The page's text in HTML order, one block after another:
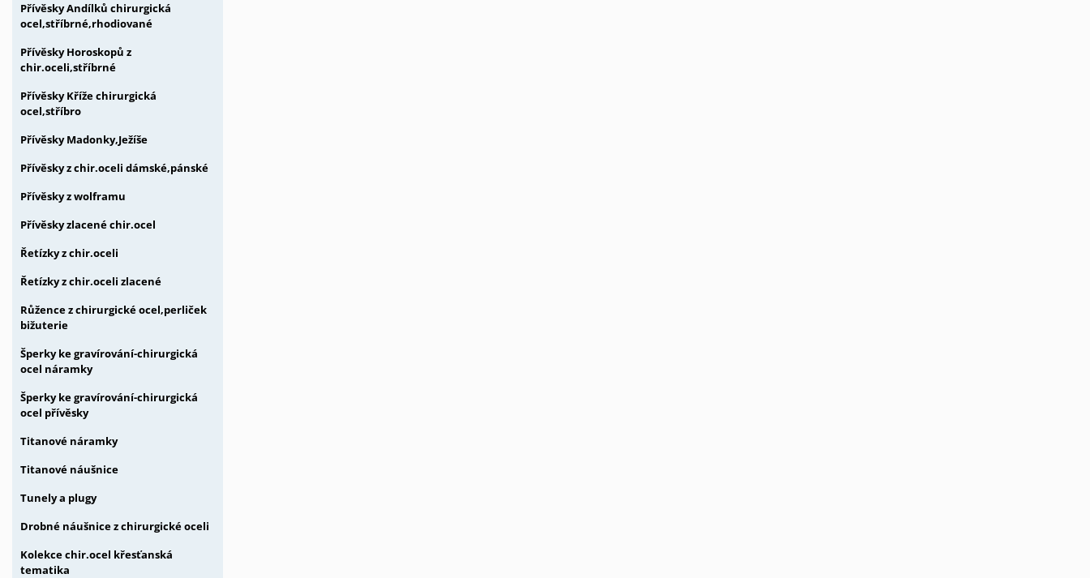
Přívěsky Andílků chirurgická
ocel,stříbrné,rhodiované
Přívěsky Horoskopů z
chir.oceli,stříbrné
Přívěsky Kříže chirurgická
ocel,stříbro
Přívěsky Madonky,Ježíše
Přívěsky z chir.oceli dámské,pánské
Přívěsky z wolframu
Přívěsky zlacené chir.ocel
Řetízky z chir.oceli
Řetízky z chir.oceli zlacené
Růžence z chirurgické ocel,perliček
bižuterie
Šperky ke gravírování-chirurgická
ocel náramky
Šperky ke gravírování-chirurgická
ocel přívěsky
Titanové náramky
Titanové náušnice
Tunely a plugy
Drobné náušnice z chirurgické oceli
Kolekce chir.ocel křesťanská
tematika